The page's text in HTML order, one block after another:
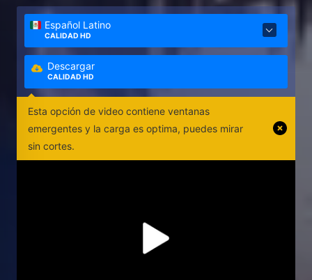
Español Latino
CALIDAD HD
Descargar
CALIDAD HD
Esta opción de video contiene ventanas
emergentes y la carga es optima, puedes mirar
sin cortes.